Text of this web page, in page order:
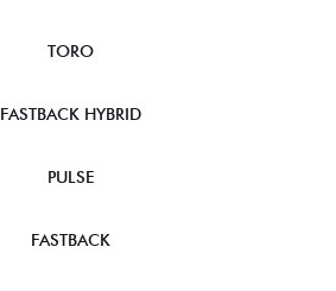
TORO
FASTBACK HYBRID
PULSE
FASTBACK